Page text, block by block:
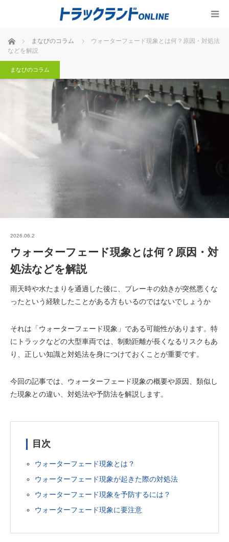
ホーム まなびのコラム
ウォーターフェード現象とは何？原因・対処法
などを解説
まなびのコラム
2026.06.2
ウォーターフェード現象とは何？原因・対
処法などを解説
雨天時や水たまりを通過した後に、ブレーキの効きが突然悪くな
ったという経験したことがある方もいるのではないでしょうか
それは「ウォーターフェード現象」である可能性があります。特
にトラックなどの大型車両では、制動距離が長くなるリスクもあ
り、正しい知識と対処法を身につけておくことが重要です。
今回の記事では、ウォーターフェード現象の概要や原因、類似し
た現象との違い、対処法や予防法を解説します。
目次
ウォーターフェード現象とは？
ウォーターフェード現象が起きた際の対処法
ウォーターフェード現象を予防するには？
ウォーターフェード現象に要注意